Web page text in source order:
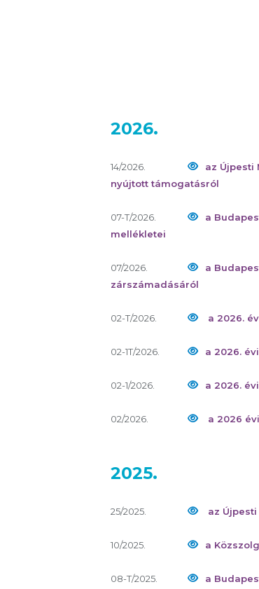
2026.
14/2026.
az Újpesti
nyújtott támogatásról
07-T/2026.
a
mellékletei
07/2026.
a
zárszámadásáról
02-T/2026. a 2026.
02-1T/2026. a 2026.
02-1/2026. a 2026.
02/2026. a 2026
2025.
25/2025. az
10/2025. a
08-T/2025.
a